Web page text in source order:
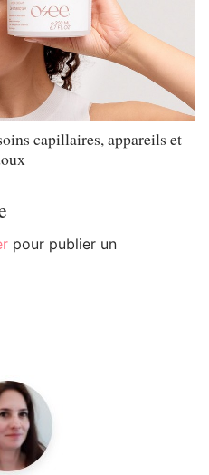
capillaires, appareils et
pour publier un